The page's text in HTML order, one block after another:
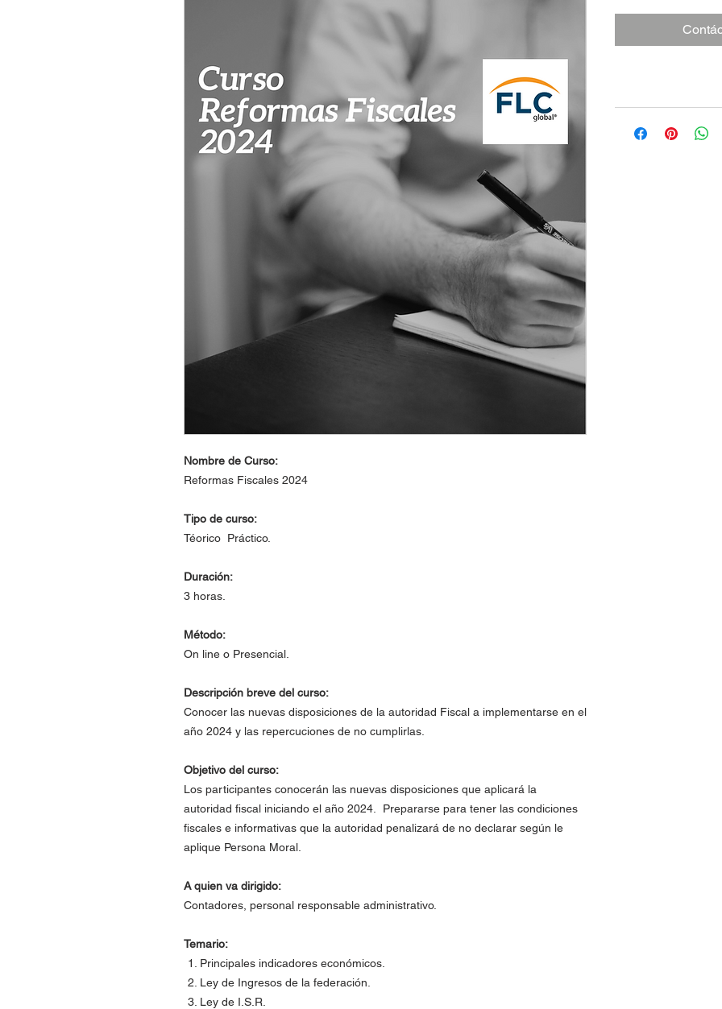
Nombre de Curso:
Reformas Fiscales 2024
Tipo de curso:
Téorico Práctico.
Duración:
3 horas.
Método:
On line o Presencial.
Descripción breve del curso:
Conocer las nuevas disposiciones de la autoridad Fiscal a implementarse en el
año 2024 y las repercuciones de no cumplirlas.
Objetivo del curso:
Los participantes conocerán las nuevas disposiciones que aplicará la
autoridad fiscal iniciando el año 2024. Prepararse para tener las condiciones
fiscales e informativas que la autoridad penalizará de no declarar según le
aplique Persona Moral.
A quien va dirigido:
Contadores, personal responsable administrativo.
Temario:
Principales indicadores económicos.
Ley de Ingresos de la federación.
Ley de I.S.R.